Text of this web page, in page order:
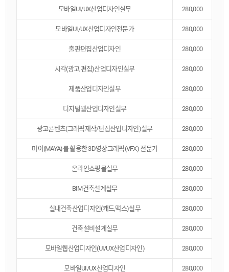
모바일UI/UX산업디자인실무 280,000
모바일UI/UX산업디자인전문가 280,000
출판편집산업디자인 280,000
시각(광고,편집)산업디자인실무 280,000
제품산업디자인실무 280,000
디지털웹산업디자인실무 280,000
광고콘텐츠(그래픽제작/편집산업디자인)실무 280,000
마야(MAYA)를 활용한 3D영상그래픽(VFX) 전문가 280,000
온라인쇼핑몰실무 280,000
BIM건축설계실무 280,000
실내건축산업디자인(캐드,맥스)실무 280,000
건축설비설계실무 280,000
모바일웹산업디자인(UI/UX산업디자인) 280,000
모바일UI/UX산업디자인 280,000